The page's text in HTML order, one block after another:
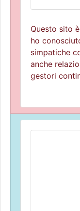
Questo sito
ho
simpatiche
anche
gestori